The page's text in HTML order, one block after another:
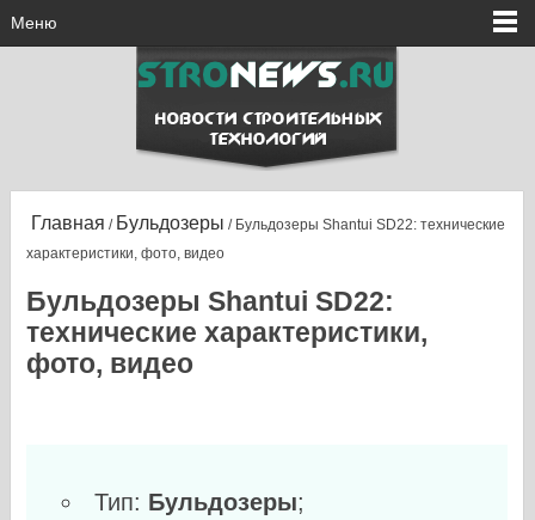
Меню
Главная / Бульдозеры / Бульдозеры Shantui SD22: технические
характеристики, фото, видео
Бульдозеры Shantui SD22:
технические характеристики,
фото, видео
Тип: Бульдозеры;